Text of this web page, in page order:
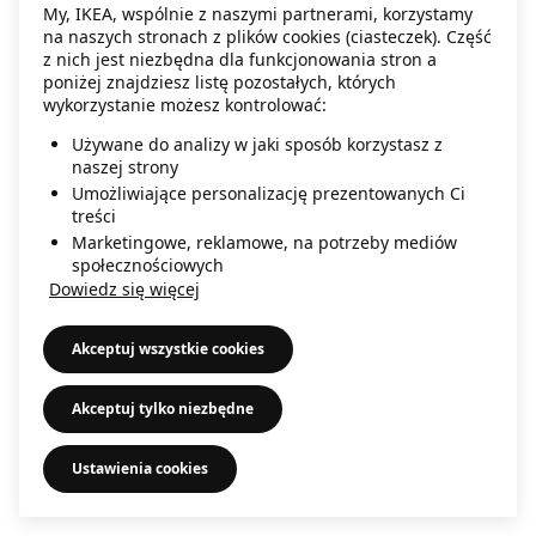
information).
My, IKEA, wspólnie z naszymi partnerami, korzystamy
na naszych stronach z plików cookies (ciasteczek). Część
z nich jest niezbędna dla funkcjonowania stron a
poniżej znajdziesz listę pozostałych, których
wykorzystanie możesz kontrolować:
Używane do analizy w jaki sposób korzystasz z
naszej strony
Umożliwiające personalizację prezentowanych Ci
treści
Marketingowe, reklamowe, na potrzeby mediów
społecznościowych
Dowiedz się więcej
Akceptuj wszystkie cookies
Akceptuj tylko niezbędne
Ustawienia cookies